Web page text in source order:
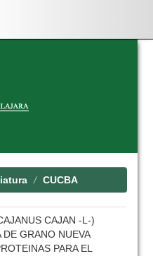
CUCBA
CAJAN -L-)
DE GRANO NUEVA
PARA EL